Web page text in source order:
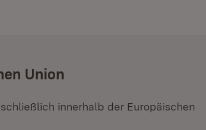
Union
innerhalb der Europäischen